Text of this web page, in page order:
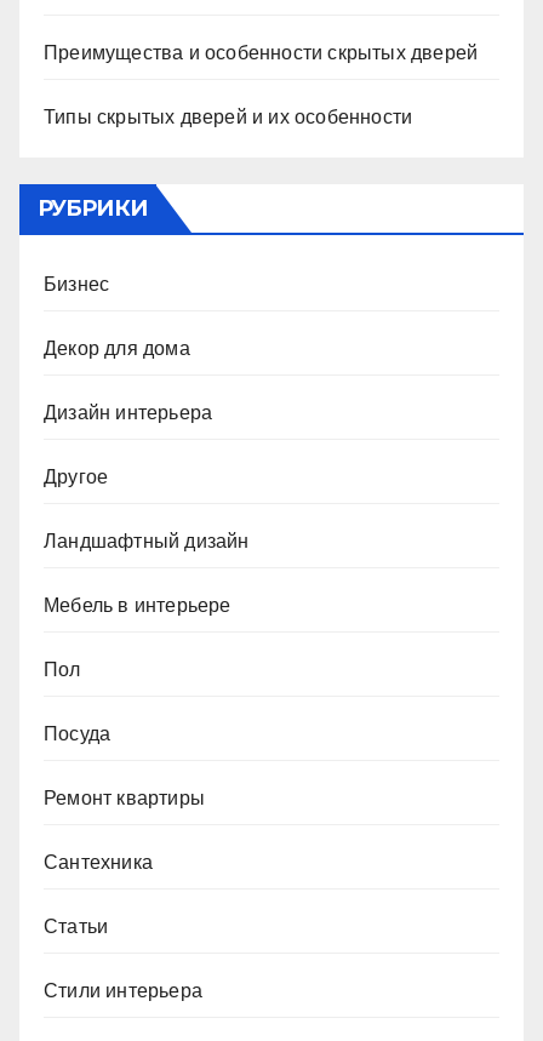
Преимущества и особенности скрытых дверей
Типы скрытых дверей и их особенности
РУБРИКИ
Бизнес
Декор для дома
Дизайн интерьера
Другое
Ландшафтный дизайн
Мебель в интерьере
Пол
Посуда
Ремонт квартиры
Сантехника
Статьи
Стили интерьера